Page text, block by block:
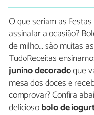
O que seriam as
assinalar a ocasião?
de milho... são muitas
TudoReceitas
junino decoradoque
mesa dos doces e
comprovar? Confira
deliciosobolo de